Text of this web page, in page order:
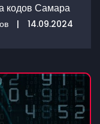
кодов Самара
| 14.09.2024